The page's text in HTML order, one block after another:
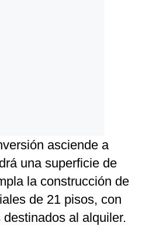
asciende a
una superficie de
la construcción de
de 21 pisos, con
al alquiler.